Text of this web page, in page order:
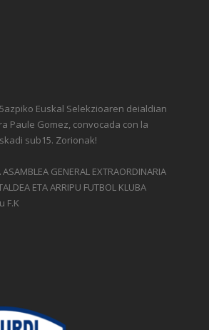
Euskal Selekzioaren deialdian
Paule Gomez, convocada con la
sub15. Zorionak!
GENERAL EXTRAORDINARIA
ETA ARRIPU FUTBOL KLUBA
F.K